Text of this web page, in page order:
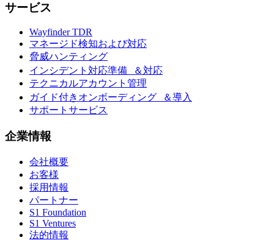
サービス
Wayfinder TDR
マネージド検知および対応
脅威ハンティング
インシデント対応準備 ＆対応
テクニカルアカウント管理
ガイド付きオンボーディング ＆導入
サポートサービス
企業情報
会社概要
お客様
採用情報
パートナー
S1 Foundation
S1 Ventures
法的情報